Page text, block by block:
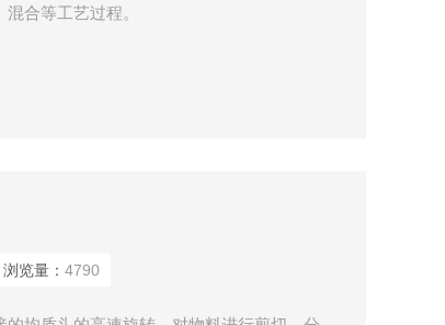
合等工艺过程。
浏览量：4790